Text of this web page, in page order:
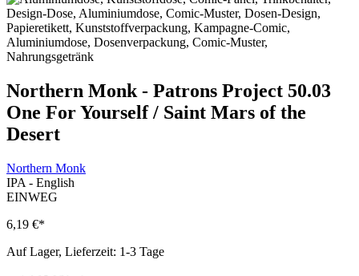
Northern Monk - Patrons Project 50.03
One For Yourself / Saint Mars of the
Desert
Northern Monk
IPA - English
EINWEG
6,19 €*
Auf Lager, Lieferzeit: 1-3 Tage